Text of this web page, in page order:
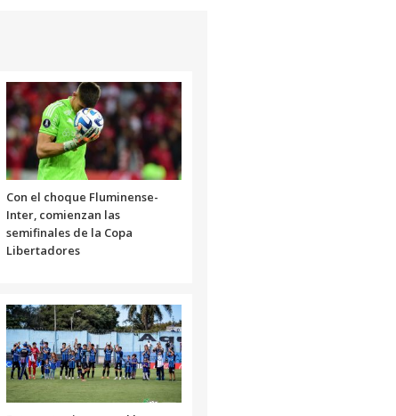
Con el choque Fluminense-
Inter, comienzan las
semifinales de la Copa
Libertadores